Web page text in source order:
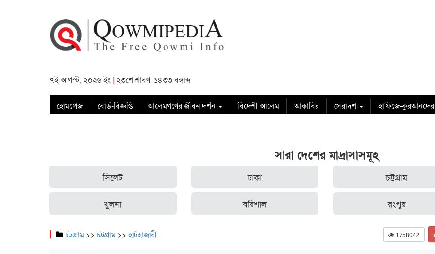
৭ই আগস্ট, ২০২৬ ইং | ২৩শে শ্রাবণ, ১৪৩৩ বঙ্গাব্দ
হোমপেজ বোর্ড-বিজ্ঞপ্তি আলেমগণের জীবন দর্শন বিদেশী আলেম আকাবির সেরাদশ হাফিজে-কুরআনদের
সারা দেশের মাদ্রাসাসমূহ
সিলেট ঢাকা চট্টগ্রাম
খুলনা বরিশাল রংপুর
চট্টগ্রাম>>চট্টগ্রাম>>হাটহাজারী 1758042